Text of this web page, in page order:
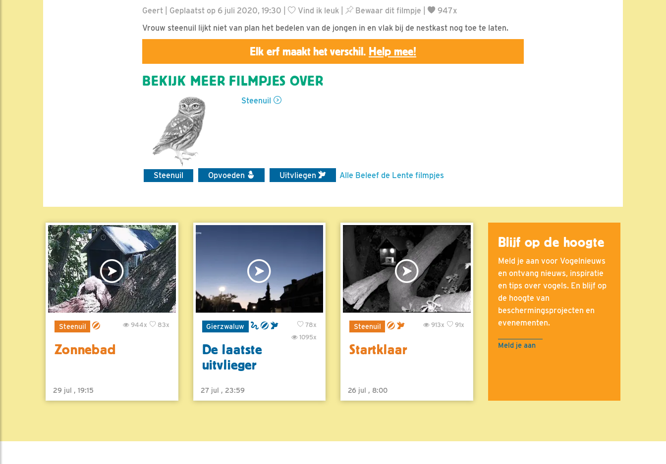
Geert | Geplaatst op 6 juli 2020, 19:30 | Vind ik leuk Bewaar dit filmpje
947x
Vrouw steenuil lijkt niet van plan het bedelen van de jongen in en vlak bij de nestkast nog toe te laten.
Elk erf maakt het verschil. Help mee!
BEKIJK MEER FILMPJES OVER
Steenuil
Steenuil Opvoeden Uitvliegen Alle Beleef de Lente filmpjes
Steenuil 83x
944x
Zonnebad
29 jul , 19:15
Gierzwaluw
78x
1095x
De laatste
uitvlieger
27 jul , 23:59
Steenuil 91x
913x
Startklaar
26 jul , 8:00
Blijf op de hoogte
Meld je aan voor Vogelnieuws
en ontvang nieuws, inspiratie
en tips over vogels. En blijf op
de hoogte van
beschermingsprojecten en
evenementen.
Meld je aan